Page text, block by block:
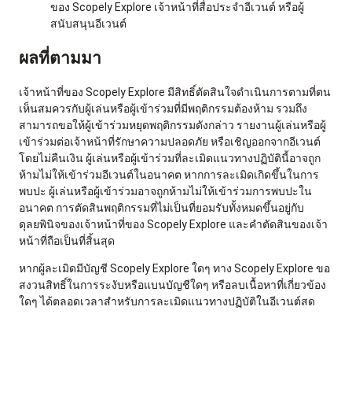
ของ Scopely Explore เจ้าหน้าที่สื่อประจำอีเวนต์ หรือผู้
สนับสนุนอีเวนต์
ผลที่ตามมา
เจ้าหน้าที่ของ Scopely Explore มีสิทธิ์ตัดสินใจดำเนินการตามที่ตน
เห็นสมควรกับผู้เล่นหรือผู้เข้าร่วมที่มีพฤติกรรมต้องห้าม รวมถึง
สามารถขอให้ผู้เข้าร่วมหยุดพฤติกรรมดังกล่าว รายงานผู้เล่นหรือผู้
เข้าร่วมต่อเจ้าหน้าที่รักษาความปลอดภัย หรือเชิญออกจากอีเวนต์
โดยไม่คืนเงิน ผู้เล่นหรือผู้เข้าร่วมที่ละเมิดแนวทางปฏิบัตินี้อาจถูก
ห้ามไม่ให้เข้าร่วมอีเวนต์ในอนาคต หากการละเมิดเกิดขึ้นในการ
พบปะ ผู้เล่นหรือผู้เข้าร่วมอาจถูกห้ามไม่ให้เข้าร่วมการพบปะใน
อนาคต การตัดสินพฤติกรรมที่ไม่เป็นที่ยอมรับทั้งหมดขึ้นอยู่กับ
ดุลยพินิจของเจ้าหน้าที่ของ Scopely Explore และคำตัดสินของเจ้า
หน้าที่ถือเป็นที่สิ้นสุด
หากผู้ละเมิดมีบัญชี Scopely Explore ใดๆ ทาง Scopely Explore ขอ
สงวนสิทธิ์ในการระงับหรือแบนบัญชีใดๆ หรือลบเนื้อหาที่เกี่ยวข้อง
ใดๆ ได้ตลอดเวลาสำหรับการละเมิดแนวทางปฏิบัติในอีเวนต์สด